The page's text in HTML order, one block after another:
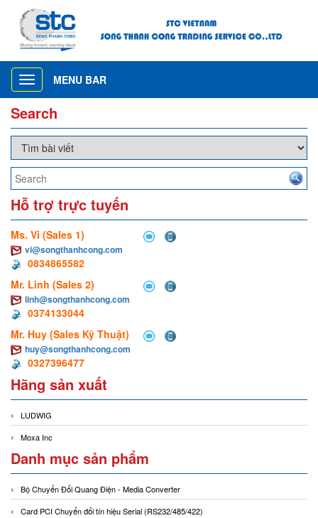
Toggle
navigation
MENU BAR
Search
Hỗ trợ trực tuyến
Ms. Vi (Sales 1)
vi@songthanhcong.com
0834865582
Mr. Linh (Sales 2)
linh@songthanhcong.com
0374133044
Mr. Huy (Sales Kỹ Thuật)
huy@songthanhcong.com
0327396477
Hãng sản xuất
LUDWIG
Moxa Inc
Danh mục sản phẩm
Bộ Chuyển Đổi Quang Điện - Media Converter
Card PCI Chuyển đổi tín hiệu Serial (RS232/485/422)